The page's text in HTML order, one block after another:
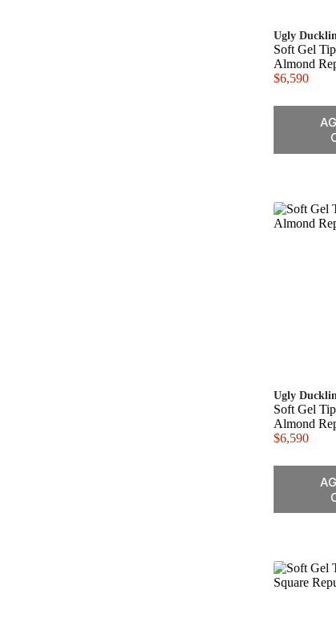
Ugly
Soft Gel
Almond
$6,590
Ugly
Soft Gel
Almond
$6,590